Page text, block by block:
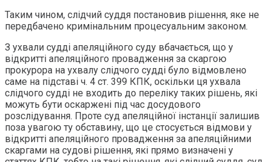
Таким чином, слідчий суддя постановив рішення, яке не
передбачено кримінальним процесуальним законом.
З ухвали судді апеляційного суду вбачається, що у
відкритті апеляційного провадження за скаргою
прокурора на ухвалу слідчого судді було відмовлено
саме на підставі ч. 4 ст. 399 КПК, оскільки ця ухвала
слідчого судді не входить до переліку таких рішень, які
можуть бути оскаржені під час досудового
розслідування. Проте суд апеляційної інстанції залишив
поза увагою ту обставину, що це стосується відмови у
відкритті апеляційного провадження за апеляційними
скаргами на судові рішення, які прямо визначені у